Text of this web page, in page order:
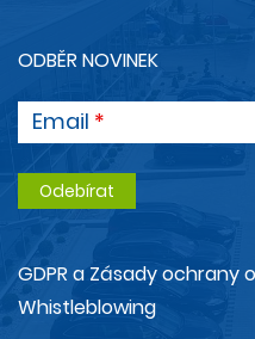
ODBĚR NOVINEK
Email
GDPR a Zásady ochrany
Whistleblowing